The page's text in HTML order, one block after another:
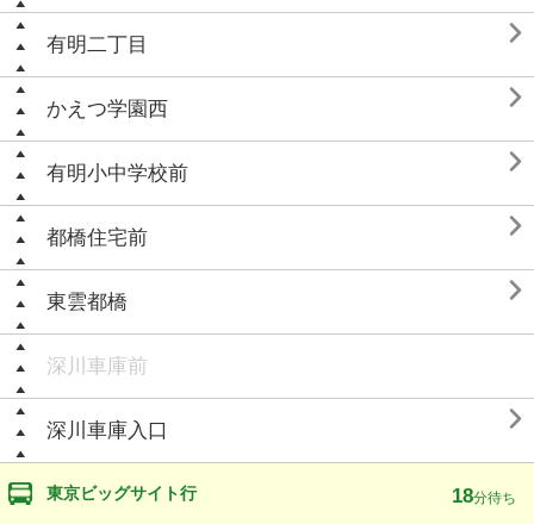
有明二丁目 
かえつ学園西 
有明小中学校前 
都橋住宅前 
東雲都橋 
深川車庫前
深川車庫入口 
東京ビッグサイト行 18分待ち